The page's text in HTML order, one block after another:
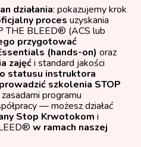
działania: pokazujemy krok
proces uzyskania
THE BLEED® (ACS lub
przygotować
(hands-on) oraz
zajęći standard jakości
statusu instruktora
prowadzić szkolenia STOP
programu
— możesz działać
Stop Krwotokom i
w ramach naszej